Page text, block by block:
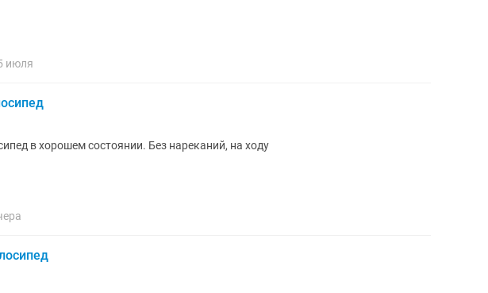
июля
в хорошем состоянии. Без нареканий, на ходу